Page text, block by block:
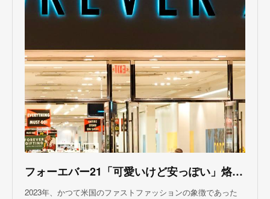
フォーエバー21「可愛いけど安っぽい」烙印消えず
2023年、かつて米国のファストファッションの象徴であった